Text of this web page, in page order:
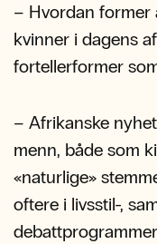
– Hvordan former
kvinner i dagens
fortellerformer
– Afrikanske
menn, både som
«naturlige»
oftere i livsstil-,